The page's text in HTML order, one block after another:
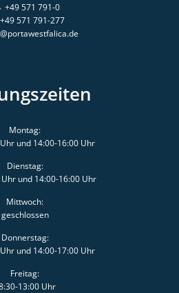
+49 571 791-0
+49 571 791-277
Montag:
und 14:00-16:00 Uhr
Dienstag:
und 14:00-16:00 Uhr
Mittwoch:
geschlossen
Donnerstag:
und 14:00-17:00 Uhr
Freitag:
13:00 Uhr